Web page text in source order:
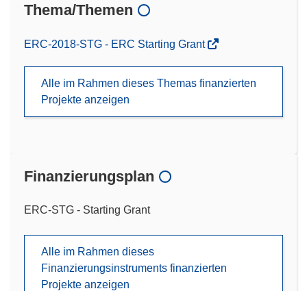
Thema/Themen
ERC-2018-STG - ERC Starting Grant
Alle im Rahmen dieses Themas finanzierten
Projekte anzeigen
Finanzierungsplan
ERC-STG - Starting Grant
Alle im Rahmen dieses
Finanzierungsinstruments finanzierten
Projekte anzeigen